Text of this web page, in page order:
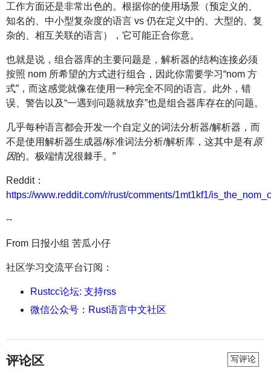
工作方面还是非常出色的。根据你的使用场景（预定义的、
知名的、中小型复杂度的语言 vs 仍在定义中的、大型的、复
杂的、相互关联的语言），它可能正合你意。
也就是说，组合器库的主要问题是，解析器的结构连接必须
按照 nom 所希望的方式进行组合，因此你需要学习“nom 方
式”，而这感觉就像在使用一种完全不同的语言。此外，错
误、警告以及“一遇到问题就放弃”也是组合器库存在的问题。
几乎每种语言都会开发一个自定义的词法分析器/解析器，而
不是使用解析器生成器/标准词法分析/解析库，这其中是有原
因的。极端情况很棘手。”
Reddit：
https://www.reddit.com/r/rust/comments/1mt1kf1/
--
From 日报小组 苦瓜小仔
社区学习交流平台订阅：
Rustcc论坛: 支持rss
微信公众号：Rust语言中文社区
评论区 写评论